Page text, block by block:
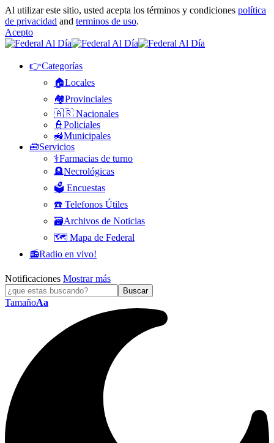
Al utilizar este sitio, usted acepta los términos y condiciones política
de privacidad and terminos de uso.
Acepto
👉Categorías
🏠Locales
🏘️Provinciales
🇦🇷 Nacionales
👮Policiales
🚜Municipales
🧰Servicios
⚕️Farmacias de turno
🪦Necrológicas
🗳️ Encuestas
☎️ Telefonos Útiles
🗃️Archivos de Noticias
🗺️ Mapa de Federal
📻Radio en vivo!
Notificaciones Mostrar más
TamañoAa